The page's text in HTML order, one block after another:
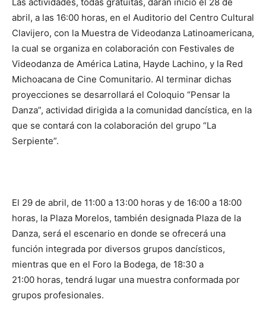
abril, a las 16:00 horas, en el Auditorio del Centro Cultural
Clavijero, con la Muestra de Videodanza Latinoamericana,
la cual se organiza en colaboración con Festivales de
Videodanza de América Latina, Hayde Lachino, y la Red
Michoacana de Cine Comunitario. Al terminar dichas
proyecciones se desarrollará el Coloquio “Pensar la
Danza”, actividad dirigida a la comunidad dancística, en la
que se contará con la colaboración del grupo “La
Serpiente”.
El 29 de abril, de 11:00 a 13:00 horas y de 16:00 a 18:00
horas, la Plaza Morelos, también designada Plaza de la
Danza, será el escenario en donde se ofrecerá una
función integrada por diversos grupos dancísticos,
mientras que en el Foro la Bodega, de 18:30 a
21:00 horas, tendrá lugar una muestra conformada por
grupos profesionales.